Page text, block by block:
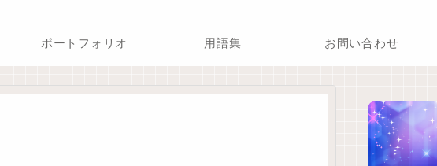
ポートフォリオ 用語集 お問い合わせ